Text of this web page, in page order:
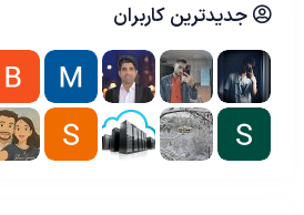
جدیدترین کاربران